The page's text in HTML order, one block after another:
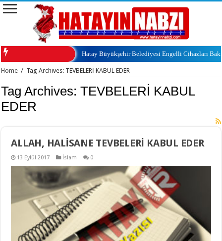
Hatay Büyükşehir Belediyesi Engelli Cihazları
Home / Tag Archives: TEVBELERİ KABUL EDER
Tag Archives:TEVBELERİ KABUL
EDER
ALLAH, HALİSANE TEVBELERİ KABUL EDER
13 Eylül 2017 İslam 0